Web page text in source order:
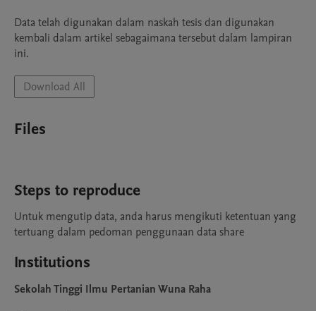
Data telah digunakan dalam naskah tesis dan digunakan
kembali dalam artikel sebagaimana tersebut dalam lampiran
ini.
Download All
Files
Steps to reproduce
Untuk mengutip data, anda harus mengikuti ketentuan yang
tertuang dalam pedoman penggunaan data share
Institutions
Sekolah Tinggi Ilmu Pertanian Wuna Raha